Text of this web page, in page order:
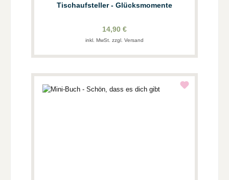
Tischaufsteller - Glücksmomente
14,90 €
inkl. MwSt. zzgl. Versand